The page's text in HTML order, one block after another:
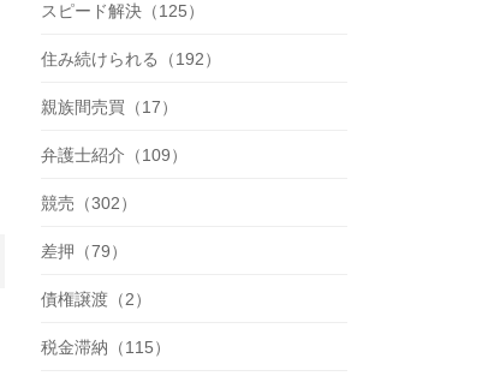
スピード解決（125）
住み続けられる（192）
親族間売買（17）
弁護士紹介（109）
競売（302）
差押（79）
債権譲渡（2）
税金滞納（115）